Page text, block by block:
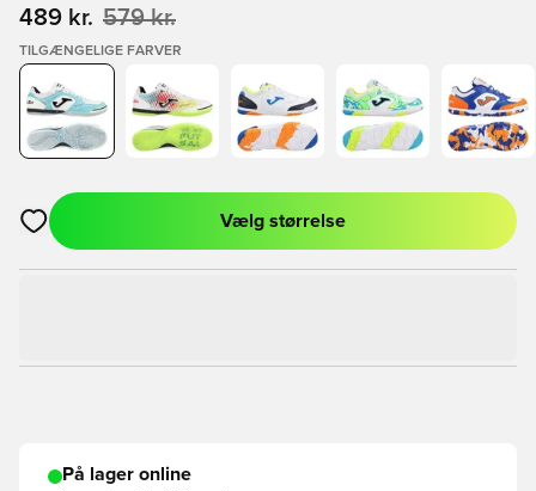
489 kr. 579 kr.
TILGÆNGELIGE FARVER
Åbner en Modal til at logge ind eller tilmelde dig som medlem
Vælg størrelse
På lager online